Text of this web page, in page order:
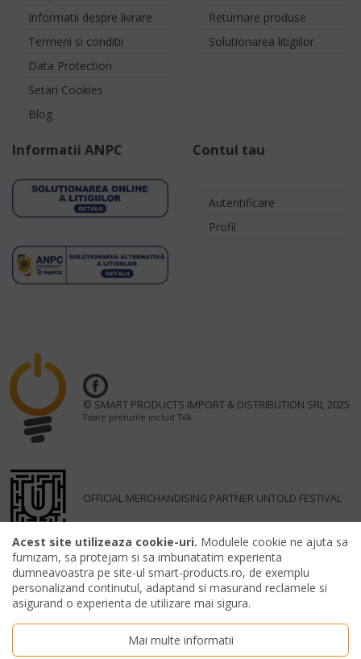
Informatii despre livrare
Termeni si conditii
Data Protection
Setari Cookies
Blog
Returnare produse
Solutionarea litigiilor
Informatii ANPC Contul tau
Autentificare
Profil
© SMART PRODUCTS IMPORT & DISTRIBUTION SRL 2025
Toate preturile includ TVA
OFFICIAL MERCHANDISING PARTNER UNTOLD FESTIVAL
Acest site utilizeaza cookie-uri. Modulele cookie ne ajuta sa
furnizam, sa protejam si sa imbunatatim experienta
dumneavoastra pe site-ul smart-products.ro, de exemplu
personalizand continutul, adaptand si masurand reclamele si
asigurand o experienta de utilizare mai sigura.
Mai multe informatii